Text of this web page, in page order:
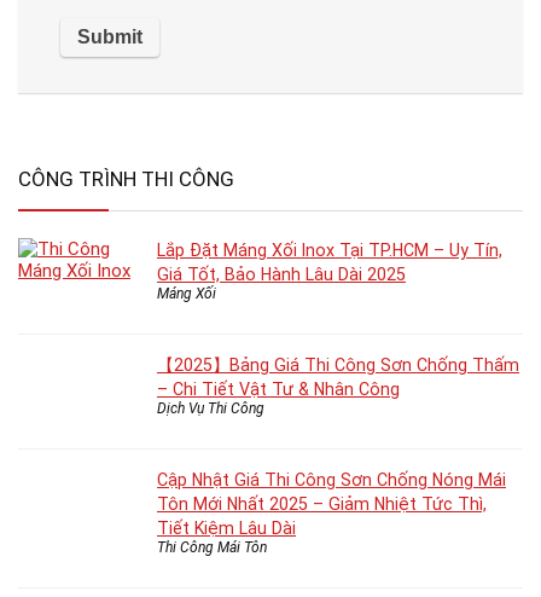
CÔNG TRÌNH THI CÔNG
Lắp Đặt Máng Xối Inox Tại TP.HCM – Uy Tín,
Giá Tốt, Bảo Hành Lâu Dài 2025
Máng Xối
【2025】Bảng Giá Thi Công Sơn Chống Thấm
– Chi Tiết Vật Tư & Nhân Công
Dịch Vụ Thi Công
Cập Nhật Giá Thi Công Sơn Chống Nóng Mái
Tôn Mới Nhất 2025 – Giảm Nhiệt Tức Thì,
Tiết Kiệm Lâu Dài
Thi Công Mái Tôn